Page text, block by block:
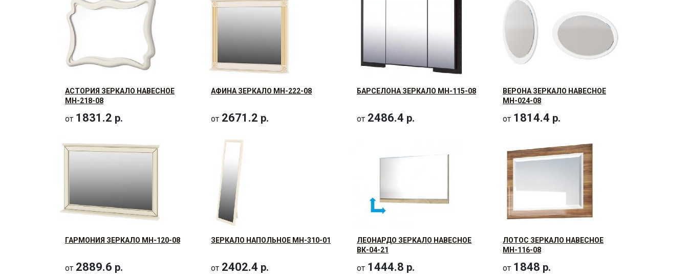
АСТОРИЯ ЗЕРКАЛО НАВЕСНОЕ
МН-218-08
от 1831.2 р.
АФИНА ЗЕРКАЛО МН-222-08
от 2671.2 р.
БАРСЕЛОНА ЗЕРКАЛО МН-115-08
от 2486.4 р.
ВЕРОНА ЗЕРКАЛО НАВЕСНОЕ
МН-024-08
от 1814.4 р.
ГАРМОНИЯ ЗЕРКАЛО МН-120-08
от 2889.6 р.
ЗЕРКАЛО НАПОЛЬНОЕ МН-310-01
от 2402.4 р.
ЛЕОНАРДО ЗЕРКАЛО НАВЕСНОЕ
ВК-04-21
от 1444.8 р.
ЛОТОС ЗЕРКАЛО НАВЕСНОЕ
МН-116-08
от 1848 р.